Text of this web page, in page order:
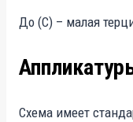
До (C) – малая
Схема имеет